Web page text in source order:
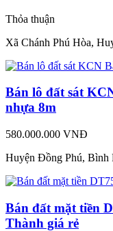
Thỏa thuận
Xã Chánh Phú Hòa,
Bán lô đất sát
nhựa 8m
580.000.000 VNĐ
Huyện Đồng Phú, Bình
Bán đất mặt tiền
Thành giá rẻ